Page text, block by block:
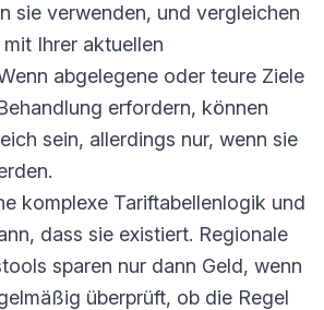
sie verwenden, und vergleichen
Ihrer aktuellen
abgelegene oder teure Ziele
erfordern, können
sein, allerdings nur, wenn sie
komplexe Tariftabellenlogik und
dass sie existiert. Regionale
sparen nur dann Geld, wenn
überprüft, ob die Regel